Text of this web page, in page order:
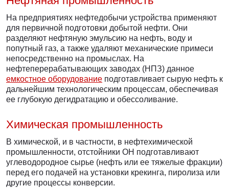
На предприятиях нефтедобычи устройства применяют
для первичной подготовки добытой нефти. Они
разделяют нефтяную эмульсию на нефть, воду и
попутный газ, а также удаляют механические примеси
непосредственно на промыслах. На
нефтеперерабатывающих заводах (НПЗ) данное
емкостное оборудование подготавливает сырую нефть к
дальнейшим технологическим процессам, обеспечивая
ее глубокую дегидратацию и обессоливание.
Химическая промышленность
В химической, и в частности, в нефтехимической
промышленности, отстойники ОН подготавливают
углеводородное сырье (нефть или ее тяжелые фракции)
перед его подачей на установки крекинга, пиролиза или
другие процессы конверсии.